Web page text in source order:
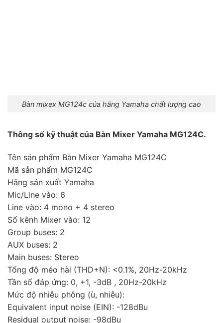
Bàn mixex MG124c của hãng Yamaha chất lượng cao
Thông số kỹ thuật của Bàn Mixer Yamaha MG124C.
Tên sản phẩm Bàn Mixer Yamaha MG124C
Mã sản phẩm MG124C
Hãng sản xuất Yamaha
Mic/Line vào: 6
Line vào: 4 mono + 4 stereo
Số kênh Mixer vào: 12
Group buses: 2
AUX buses: 2
Main buses: Stereo
Tổng độ méo hài (THD+N): <0.1%, 20Hz-20kHz
Tần số đáp ứng: 0, +1, -3dB , 20Hz-20kHz
Mức độ nhiễu phông (ù, nhiễu):
Equivalent input noise (EIN): -128dBu
Residual output noise: -98dBu